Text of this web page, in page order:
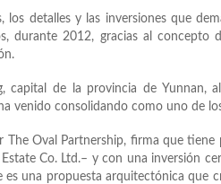
los detalles y las inversiones que
durante 2012, gracias al
capital de la provincia de Yunnan,
venido consolidando como uno de
The Oval Partnership, firma que
Co. Ltd.– y con una inversión
es una propuesta arquitectónica que